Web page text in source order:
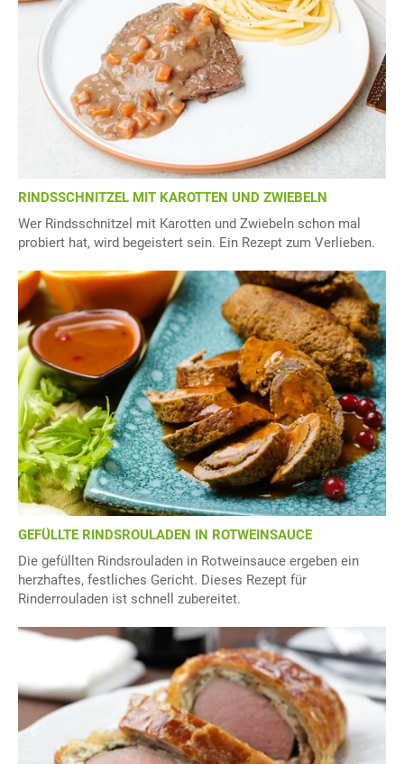
RINDSSCHNITZEL MIT KAROTTEN UND ZWIEBELN
Wer Rindsschnitzel mit Karotten und Zwiebeln schon mal
probiert hat, wird begeistert sein. Ein Rezept zum Verlieben.
GEFÜLLTE RINDSROULADEN IN ROTWEINSAUCE
Die gefüllten Rindsrouladen in Rotweinsauce ergeben ein
herzhaftes, festliches Gericht. Dieses Rezept für
Rinderrouladen ist schnell zubereitet.